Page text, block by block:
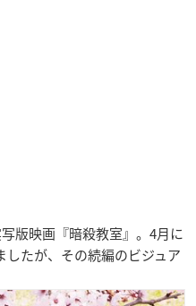
版映画『暗殺教室』。4月に
たが、その続編のビジュア